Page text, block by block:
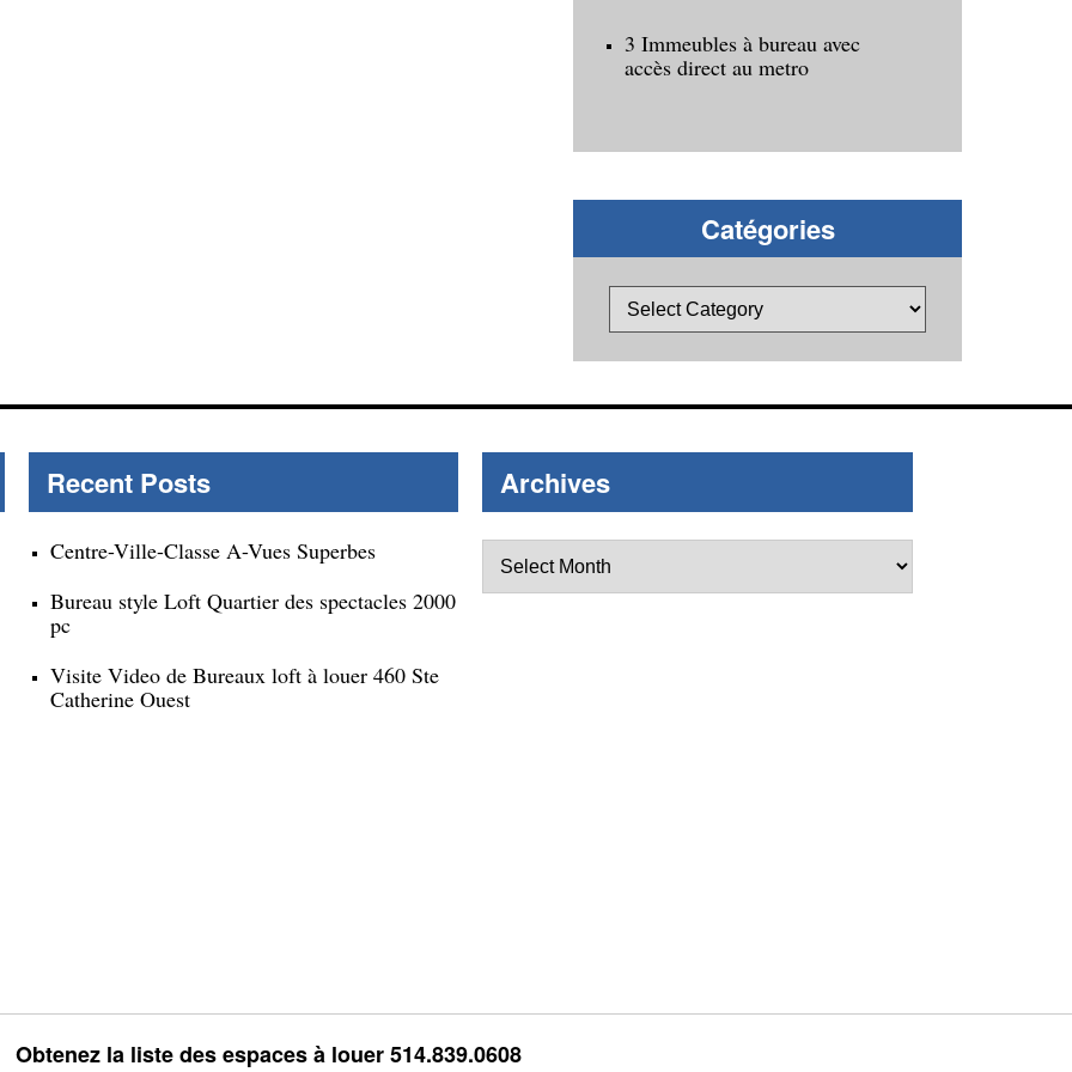
3 Immeubles à bureau avec
accès direct au metro
Catégories
Recent Posts
Centre-Ville-Classe A-Vues Superbes
Bureau style Loft Quartier des spectacles 2000
pc
Visite Video de Bureaux loft à louer 460 Ste
Catherine Ouest
Archives
Obtenez la liste des espaces à louer 514.839.0608